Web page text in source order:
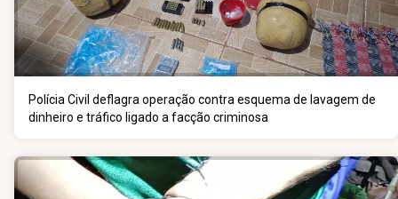
Polícia Civil deflagra operação contra esquema de lavagem de
dinheiro e tráfico ligado a facção criminosa